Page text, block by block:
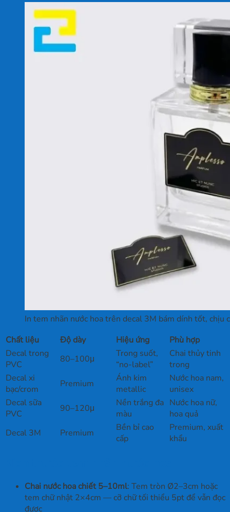
In tem nhãn nước hoa trên decal 3M bám dính tốt, chịu
Chất liệu
Độ dày Hiệu ứng
Phù hợp
Decal trong
PVC
80–100μ
Trong suốt,
“no-label”
Chai thủy tinh
trong
Decal xi
bạc/crom
Premium
Ánh kim
metallic
Nước hoa nam,
unisex
Decal sữa
PVC
90–120μ
Nền trắng đa
màu
Nước hoa nữ,
hoa quả
Decal 3M
Premium
Bền bỉ cao
cấp
Premium, xuất
khẩu
Chai nước hoa chiết 5–10ml: Tem tròn Ø2–3cm hoặc
tem chữ nhật 2×4cm — cỡ chữ tối thiểu 5pt để vẫn đọc
được